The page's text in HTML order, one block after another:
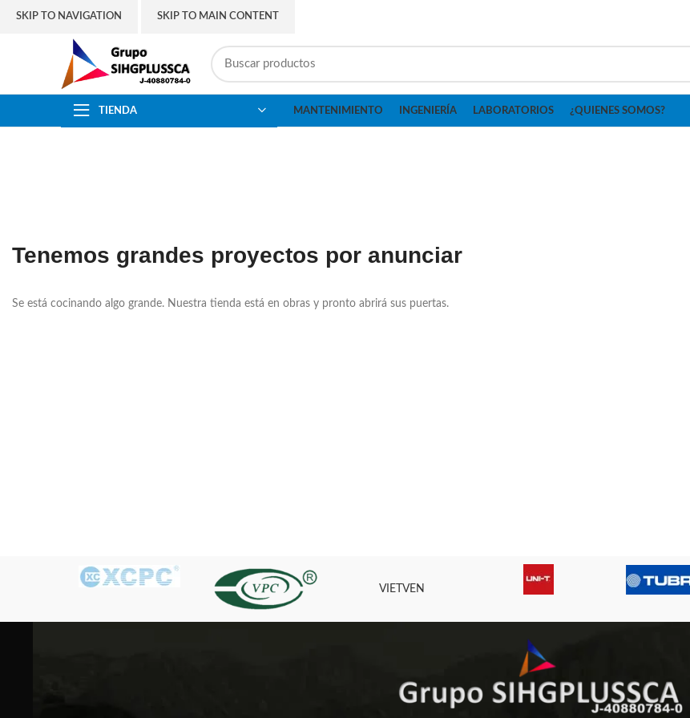
SKIP TO NAVIGATION SKIP TO MAIN CONTENT
TIENDA MANTENIMIENTO INGENIERÍA LABORATORIOS ¿QUIENES SOMOS?
Tenemos grandes proyectos por anunciar
Se está cocinando algo grande. Nuestra tienda está en obras y pronto abrirá sus puertas.
VIETVEN